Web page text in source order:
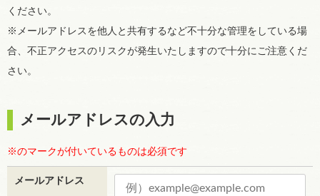
ください。
※メールアドレスを他人と共有するなど不十分な管理をしている場
合、不正アクセスのリスクが発生いたしますので十分にご注意くだ
さい。
メールアドレスの入力
※のマークが付いているものは必須です
メールアドレス